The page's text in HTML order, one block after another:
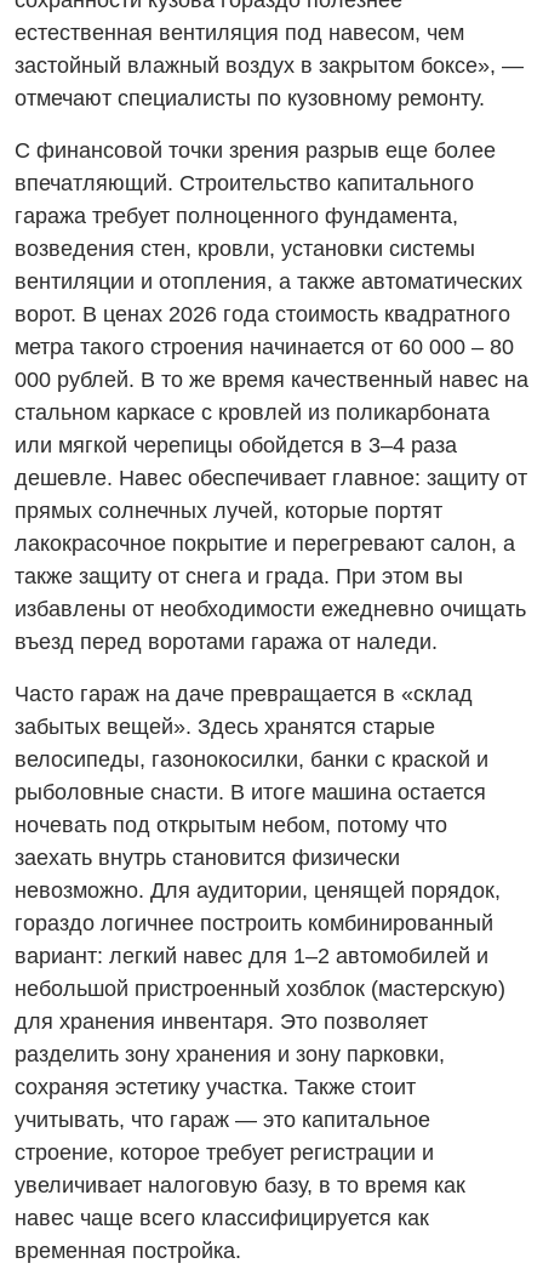
естественная вентиляция под навесом, чем
застойный влажный воздух в закрытом боксе», —
отмечают специалисты по кузовному ремонту.
С финансовой точки зрения разрыв еще более
впечатляющий. Строительство капитального
гаража требует полноценного фундамента,
возведения стен, кровли, установки системы
вентиляции и отопления, а также автоматических
ворот. В ценах 2026 года стоимость квадратного
метра такого строения начинается от 60 000 – 80
000 рублей. В то же время качественный навес на
стальном каркасе с кровлей из поликарбоната
или мягкой черепицы обойдется в 3–4 раза
дешевле. Навес обеспечивает главное: защиту от
прямых солнечных лучей, которые портят
лакокрасочное покрытие и перегревают салон, а
также защиту от снега и града. При этом вы
избавлены от необходимости ежедневно очищать
въезд перед воротами гаража от наледи.
Часто гараж на даче превращается в «склад
забытых вещей». Здесь хранятся старые
велосипеды, газонокосилки, банки с краской и
рыболовные снасти. В итоге машина остается
ночевать под открытым небом, потому что
заехать внутрь становится физически
невозможно. Для аудитории, ценящей порядок,
гораздо логичнее построить комбинированный
вариант: легкий навес для 1–2 автомобилей и
небольшой пристроенный хозблок (мастерскую)
для хранения инвентаря. Это позволяет
разделить зону хранения и зону парковки,
сохраняя эстетику участка. Также стоит
учитывать, что гараж — это капитальное
строение, которое требует регистрации и
увеличивает налоговую базу, в то время как
навес чаще всего классифицируется как
временная постройка.